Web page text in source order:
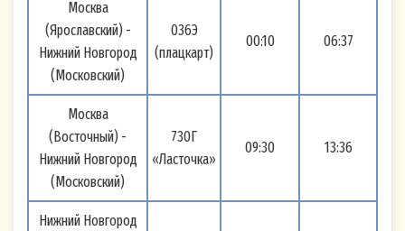
Москва
(Ярославский) -
Нижний Новгород
(Московский)
036Э
(плацкарт)
00:10 06:37
Москва
(Восточный) -
Нижний Новгород
(Московский)
730Г
«Ласточка»
09:30 13:36
Нижний Новгород